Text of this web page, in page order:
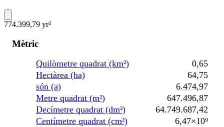
774.399,79 yr²
Mètric
Quilòmetre quadrat (km²)
0,65
Hectàrea (ha)
64,75
són (a)
6.474,97
Metre quadrat (m²)
647.496,87
Decímetre quadrat (dm²)
64.749.687,42
Centímetre quadrat (cm²)
6,47×10⁹